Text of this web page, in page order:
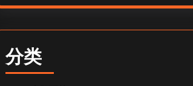
分类